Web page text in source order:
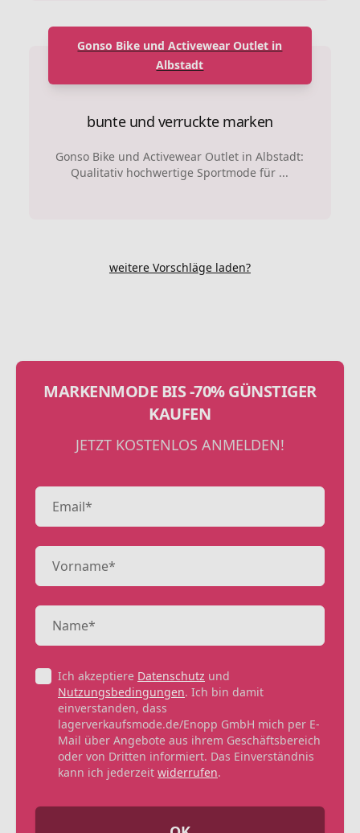
Gonso Bike und Activewear Outlet in
Albstadt
bunte und verruckte marken
Gonso Bike und Activewear Outlet in Albstadt:
Qualitativ hochwertige Sportmode für ...
weitere Vorschläge laden?
MARKENMODE BIS -70% GÜNSTIGER
KAUFEN
JETZT KOSTENLOS ANMELDEN!
Ich akzeptiere Datenschutz und
Nutzungsbedingungen. Ich bin damit
einverstanden, dass
lagerverkaufsmode.de/Enopp GmbH mich per E-
Mail über Angebote aus ihrem Geschäftsbereich
oder von Dritten informiert. Das Einverständnis
kann ich jederzeit widerrufen.